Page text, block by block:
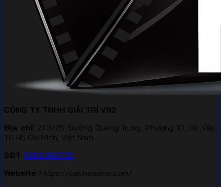
CÔNG TY TNHH GIẢI TRÍ VN2
Địa chỉ: 243/25 Đường Quang Trung, Phường 10, Gò Vấp,
TP. Hồ Chí Minh, Việt Nam
SĐT 0908.992.722
Website : https://sakinasamo.com/